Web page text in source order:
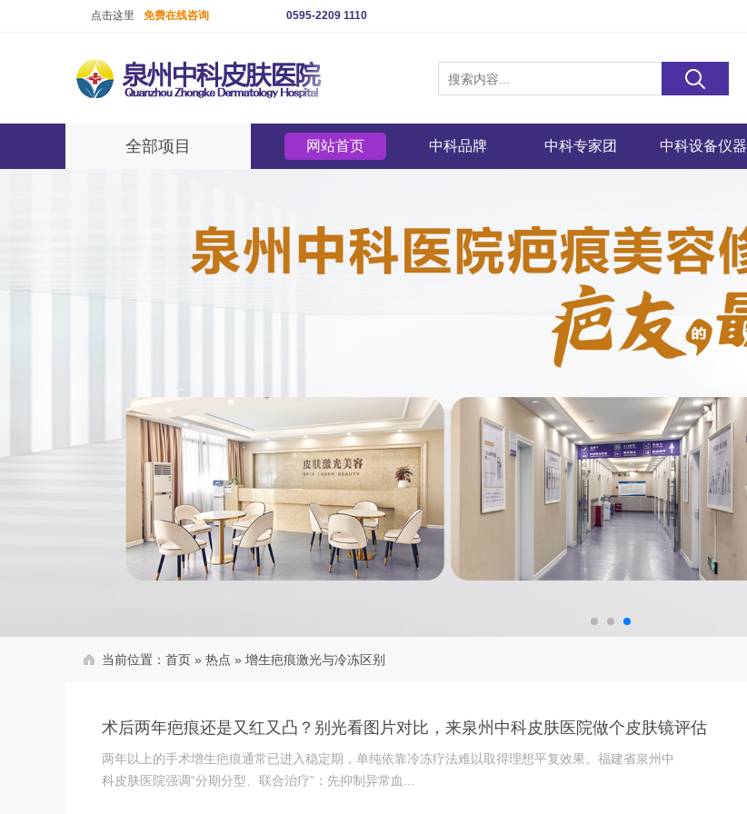
点击这里 免费在线咨询 0595-2209 1110
全部项目 网站首页 中科品牌 中科专家团 中科设备仪器
当前位置： 首页 » 热点 » 增生疤痕激光与冷冻区别
术后两年疤痕还是又红又凸？别光看图片对比，来泉州中科皮肤医院做个皮肤镜评估
两年以上的手术增生疤痕通常已进入稳定期，单纯依靠冷冻疗法难以取得理想平复效果。福建省泉州中
科皮肤医院强调“分期分型、联合治疗”：先抑制异常血...